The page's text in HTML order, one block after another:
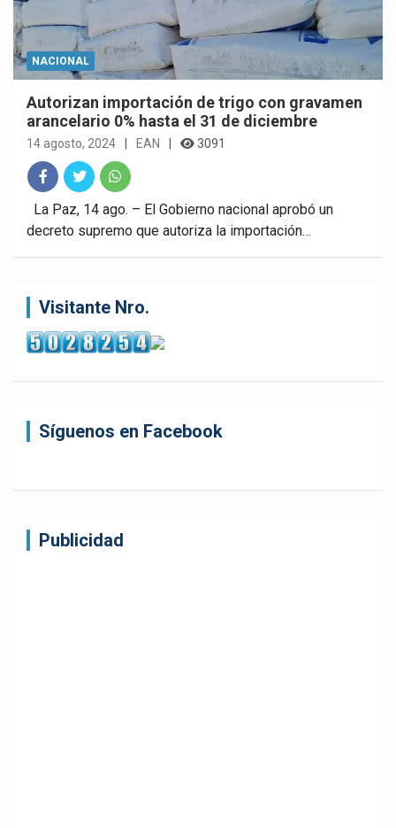
NACIONAL
Autorizan importación de trigo con gravamen
arancelario 0% hasta el 31 de diciembre
14 agosto, 2024 EAN 3091
Fac
ebo
Twitt
er
What
sAp
La Paz, 14 ago. – El Gobierno nacional aprobó un
decreto supremo que autoriza la importación…
Visitante Nro.
Síguenos en Facebook
Publicidad